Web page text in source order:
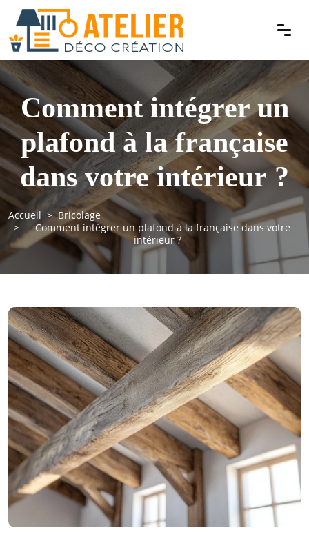
Comment intégrer un
plafond à la française
dans votre intérieur ?
Accueil
Bricolage
Comment intégrer un plafond à la française dans votre
intérieur ?